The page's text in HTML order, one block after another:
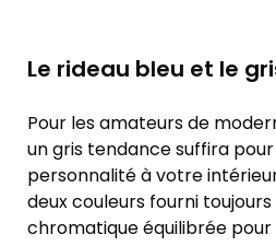
Le rideau bleu et le
Pour les amateurs de
un gris tendance suffira
personnalité à votre
deux couleurs fourni
chromatique équilibrée